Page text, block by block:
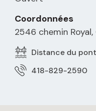
Coordonnées
2546 chemin
Distance du
418-829-2590